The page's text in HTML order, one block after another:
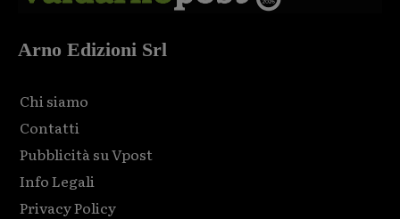
Arno Edizioni Srl
Chi siamo
Contatti
Pubblicità su Vpost
Info Legali
Privacy Policy